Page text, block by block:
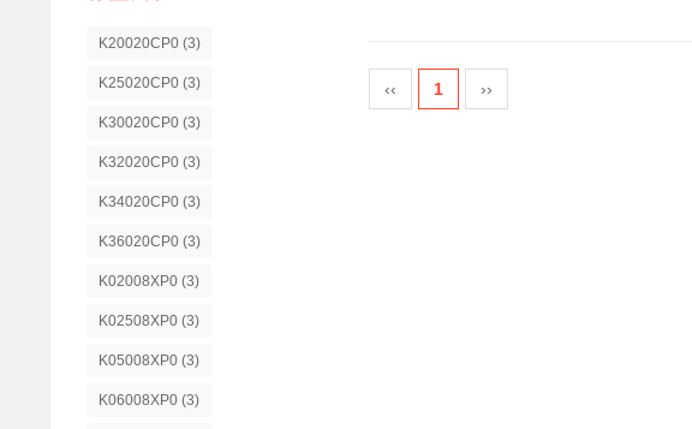
K20020CP0 (3)
K25020CP0 (3)
K30020CP0 (3)
K32020CP0 (3)
K34020CP0 (3)
K36020CP0 (3)
K02008XP0 (3)
K02508XP0 (3)
K05008XP0 (3)
K06008XP0 (3)
‹‹ 1 ››